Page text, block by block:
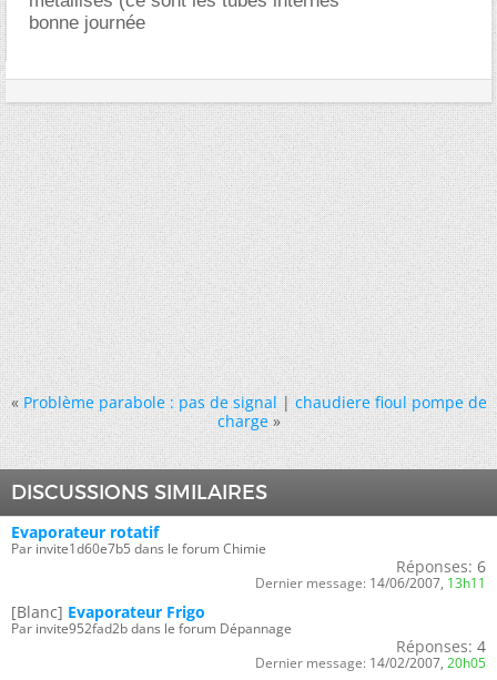
bonne journée
« Problème parabole : pas de signal|chaudiere fioul pompe de
charge »
DISCUSSIONS SIMILAIRES
Evaporateur rotatif
Par invite1d60e7b5 dans le forum Chimie
Réponses: 6
Dernier message: 14/06/2007, 13h11
[Blanc] Evaporateur Frigo
Par invite952fad2b dans le forum Dépannage
Réponses: 4
Dernier message: 14/02/2007, 20h05